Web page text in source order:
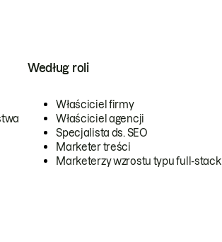
Według roli
Właściciel firmy
Właściciel agencji
Specjalista ds. SEO
Marketer treści
Marketerzy wzrostu typu full-stack